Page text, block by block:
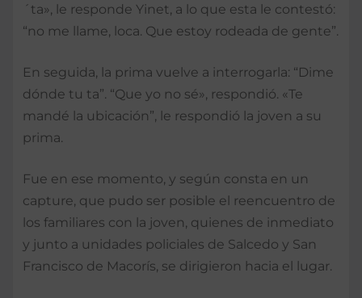
´ta», le responde Yinet, a lo que esta le contestó:
“no me llame, loca. Que estoy rodeada de gente”.
En seguida, la prima vuelve a interrogarla: “Dime
dónde tu ta”. “Que yo no sé», respondió. «Te
mandé la ubicación”, le respondió la joven a su
prima.
Fue en ese momento, y según consta en un
capture, que pudo ser posible el reencuentro de
los familiares con la joven, quienes de inmediato
y junto a unidades policiales de Salcedo y San
Francisco de Macorís, se dirigieron hacia el lugar.